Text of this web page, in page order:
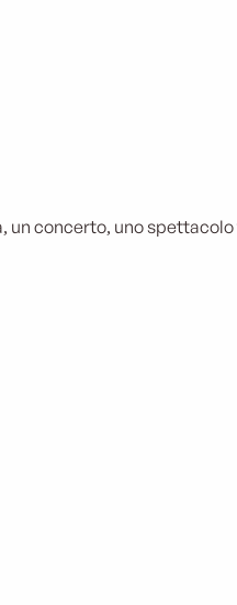
concerto, uno